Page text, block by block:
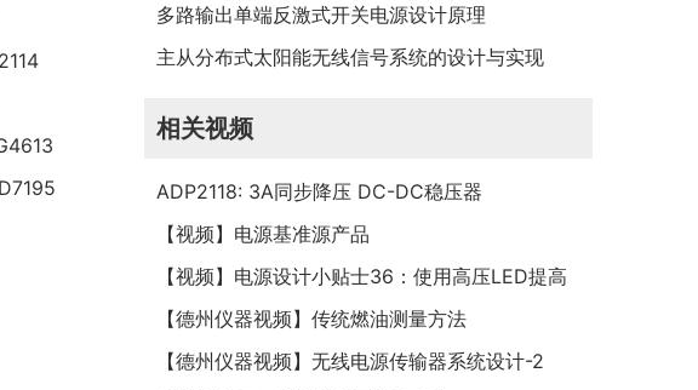
多路输出单端反激式开关电源设计原理
主从分布式太阳能无线信号系统的设计与实现
相关视频
ADP2118: 3A同步降压 DC-DC稳压器
【视频】电源基准源产品
【视频】电源设计小贴士36：使用高压LED提高
灯泡效率
【德州仪器视频】传统燃油测量方法
【德州仪器视频】无线电源传输器系统设计-2